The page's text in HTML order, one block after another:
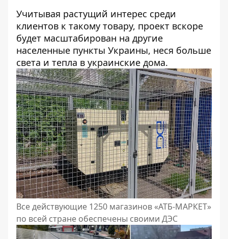
Учитывая растущий интерес среди
клиентов к такому товару, проект вскоре
будет масштабирован на другие
населенные пункты Украины, неся больше
света и тепла в украинские дома.
Все действующие 1250 магазинов «АТБ-МАРКЕТ»
по всей стране обеспечены своими ДЭС